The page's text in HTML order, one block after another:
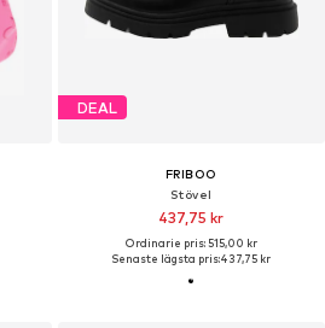
DEAL
FRIBOO
Stövel
437,75 kr
Ordinarie pris: 515,00 kr
Senaste lägsta pris:437,75 kr